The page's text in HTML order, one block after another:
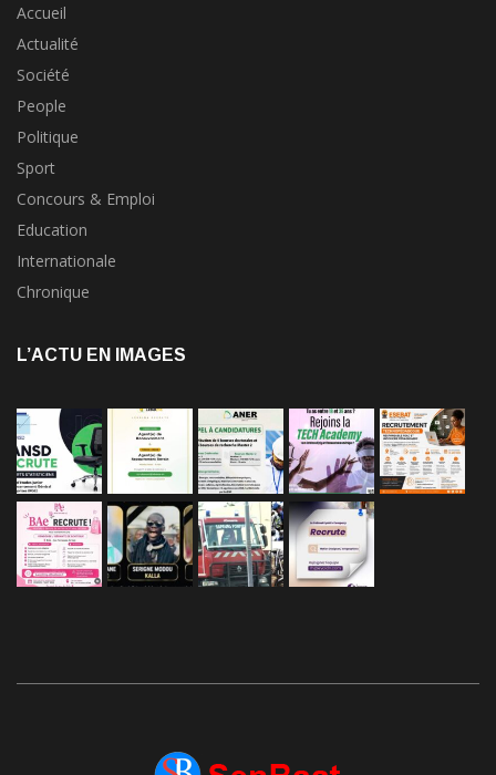
Accueil
Actualité
Société
People
Politique
Sport
Concours & Emploi
Education
Internationale
Chronique
L’ACTU EN IMAGES